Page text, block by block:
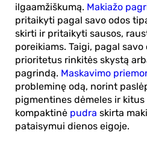
ilgaamžiškumą. Makiažo
pritaikyti pagal savo odos
skirti ir pritaikyti sausos,
poreikiams. Taigi, pagal
prioritetus rinkitės skystą
pagrindą. Maskavimo
probleminę odą, norint
pigmentines dėmeles ir
kompaktinė pudra skirta
pataisymui dienos eigoje.